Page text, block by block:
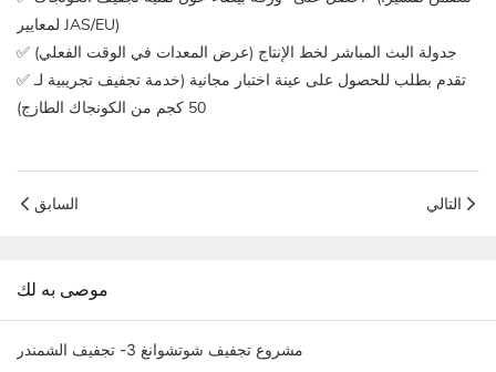
لمعايير JAS/EU)
✅ جدولة البث المباشر لخط الإنتاج (عرض المعدات في الوقت الفعلي)
✅ تقدم بطلب للحصول على عينة اختبار مجانية (خدمة تجفيف تجريبية لـ
50 كجم من الكونجاك الطازج)
السابق التالي
موصى به لك
مشروع تجفيف شوتشوانغ 3- تجفيف الشمندر